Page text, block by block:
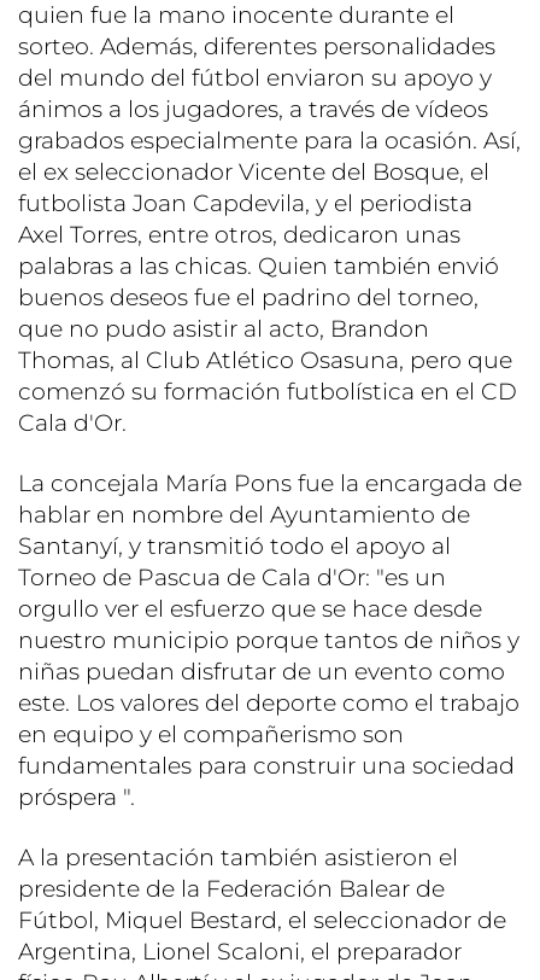
quien fue la mano inocente durante el
sorteo. Además, diferentes personalidades
del mundo del fútbol enviaron su apoyo y
ánimos a los jugadores, a través de vídeos
grabados especialmente para la ocasión. Así,
el ex seleccionador Vicente del Bosque, el
futbolista Joan Capdevila, y el periodista
Axel Torres, entre otros, dedicaron unas
palabras a las chicas. Quien también envió
buenos deseos fue el padrino del torneo,
que no pudo asistir al acto, Brandon
Thomas, al Club Atlético Osasuna, pero que
comenzó su formación futbolística en el CD
Cala d'Or.
La concejala María Pons fue la encargada de
hablar en nombre del Ayuntamiento de
Santanyí, y transmitió todo el apoyo al
Torneo de Pascua de Cala d'Or: "es un
orgullo ver el esfuerzo que se hace desde
nuestro municipio porque tantos de niños y
niñas puedan disfrutar de un evento como
este. Los valores del deporte como el trabajo
en equipo y el compañerismo son
fundamentales para construir una sociedad
próspera ".
A la presentación también asistieron el
presidente de la Federación Balear de
Fútbol, ​​Miquel Bestard, el seleccionador de
Argentina, Lionel Scaloni, el preparador